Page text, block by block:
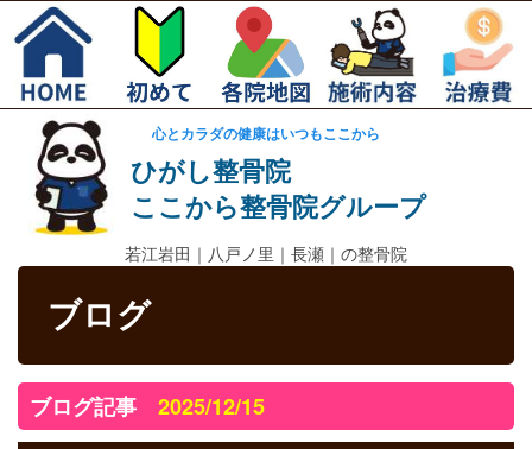
心とカラダの健康はいつもここから
ひがし整骨院
ここから整骨院グループ
若江岩田｜ 八戸ノ里｜長瀬｜の整骨院
ブログ
ブログ記事 2025/12/15